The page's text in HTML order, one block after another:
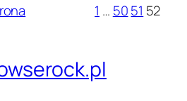
1 … 5051 52